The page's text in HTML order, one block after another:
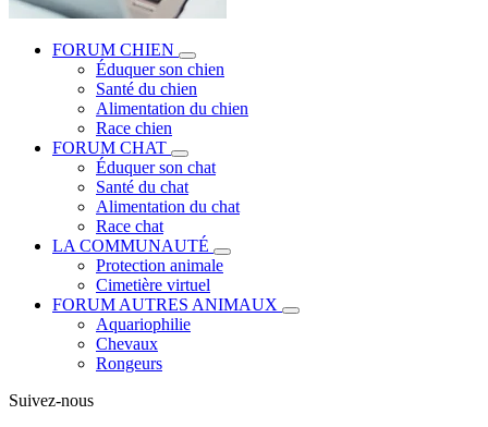
FORUM CHIEN
Éduquer son chien
Santé du chien
Alimentation du chien
Race chien
FORUM CHAT
Éduquer son chat
Santé du chat
Alimentation du chat
Race chat
LA COMMUNAUTÉ
Protection animale
Cimetière virtuel
FORUM AUTRES ANIMAUX
Aquariophilie
Chevaux
Rongeurs
Suivez-nous